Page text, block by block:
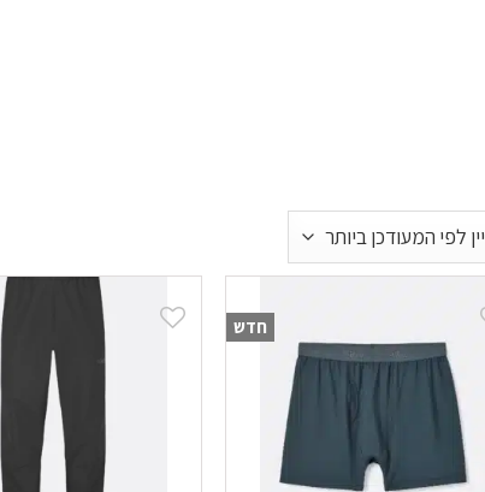
חדש